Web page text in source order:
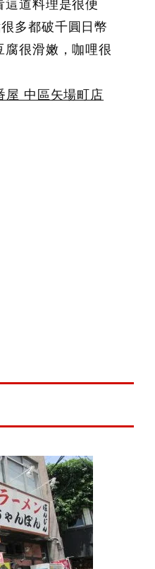
道料理是很便
多都破千圓日幣
滑嫩，咖哩很
屋 中區矢場町店